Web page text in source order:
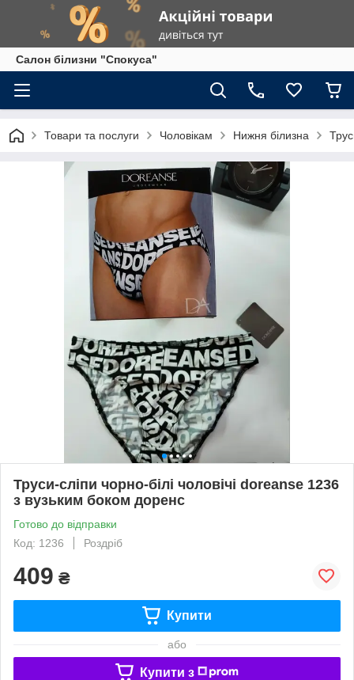
Салон білизни "Спокуса"
Товари та послуги Чоловікам Нижня білизна
Труси-сліпи чорно-білі чоловічі doreanse 1236
з вузьким боком доренс
Готово до відправки
Код: 1236
Роздріб
409 ₴
Купити
або
Купити з